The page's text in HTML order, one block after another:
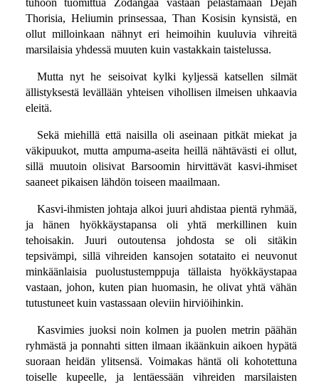
Thorisia, Heliumin prinsessaa, Than Kosisin kynsistä, en
ollut milloinkaan nähnyt eri heimoihin kuuluvia vihreitä
marsilaisia yhdessä muuten kuin vastakkain taistelussa.
Mutta nyt he seisoivat kylki kyljessä katsellen silmät
ällistyksestä levällään yhteisen vihollisen ilmeisen uhkaavia
eleitä.
Sekä miehillä että naisilla oli aseinaan pitkät miekat ja
väkipuukot, mutta ampuma-aseita heillä nähtävästi ei ollut,
sillä muutoin olisivat Barsoomin hirvittävät kasvi-ihmiset
saaneet pikaisen lähdön toiseen maailmaan.
Kasvi-ihmisten johtaja alkoi juuri ahdistaa pientä ryhmää,
ja hänen hyökkäystapansa oli yhtä merkillinen kuin
tehoisakin. Juuri outoutensa johdosta se oli sitäkin
tepsivämpi, sillä vihreiden kansojen sotataito ei neuvonut
minkäänlaisia puolustustemppuja tällaista hyökkäystapaa
vastaan, johon, kuten pian huomasin, he olivat yhtä vähän
tutustuneet kuin vastassaan oleviin hirviöihinkin.
Kasvimies juoksi noin kolmen ja puolen metrin päähän
ryhmästä ja ponnahti sitten ilmaan ikäänkuin aikoen hypätä
suoraan heidän ylitsensä. Voimakas häntä oli kohotettuna
toiselle kupeelle, ja lentäessään vihreiden marsilaisten